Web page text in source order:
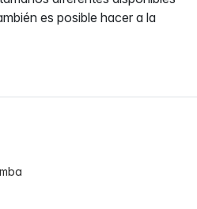
es posible hacer a la